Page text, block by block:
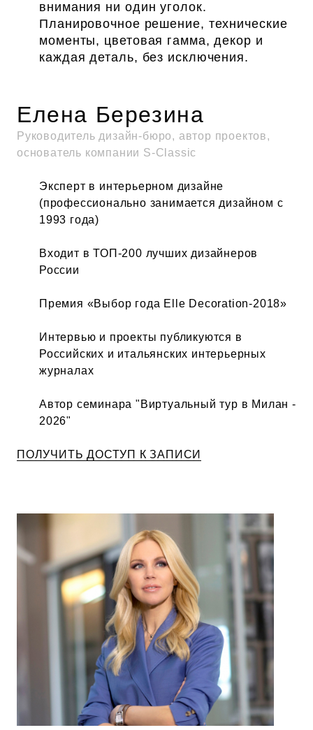
внимания ни один уголок.
Планировочное решение, технические
моменты, цветовая гамма, декор и
каждая деталь, без исключения.
Елена Березина
Руководитель дизайн-бюро, автор проектов,
основатель компании S-Classic
Эксперт в интерьерном дизайне
(профессионально занимается дизайном с
1993 года)
Входит в ТОП-200 лучших дизайнеров
России
Премия «Выбор года Elle Decoration-2018»
Интервью и проекты публикуются в
Российских и итальянских интерьерных
журналах
Автор семинара "Виртуальный тур в Милан -
2026"
ПОЛУЧИТЬ ДОСТУП К ЗАПИСИ